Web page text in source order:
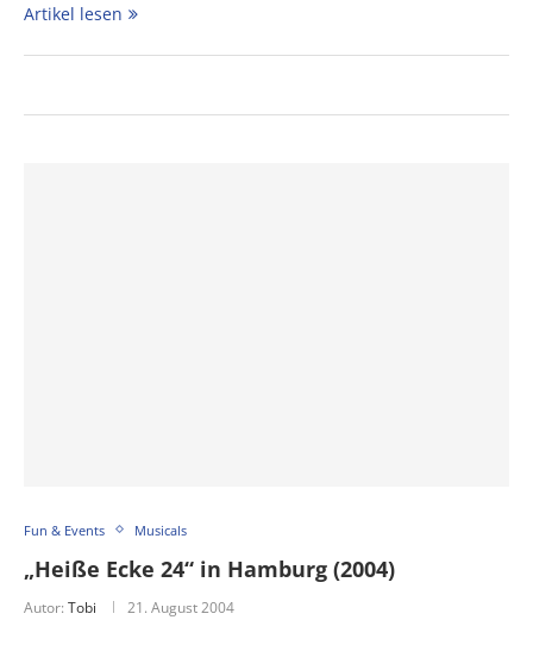
Artikel lesen
Fun & Events Musicals
„Heiße Ecke 24“ in Hamburg (2004)
Autor: Tobi 21. August 2004